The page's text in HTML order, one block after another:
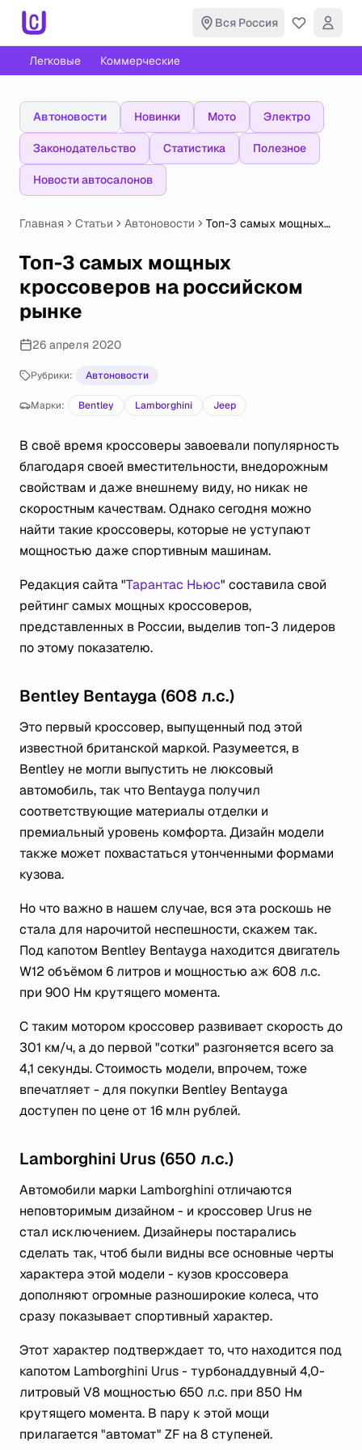
Вся Россия
Легковые Коммерческие
Автоновости Новинки Мото Электро
Законодательство Статистика Полезное
Новости автосалонов
Главная Статьи Автоновости
Топ-3 самых мощных
российском рынке
Топ-3 самых мощных
кроссоверов на российском
рынке
26 апреля 2020
Рубрики: Автоновости
Марки: Bentley Lamborghini Jeep
В своё время кроссоверы завоевали популярность
благодаря своей вместительности, внедорожным
свойствам и даже внешнему виду, но никак не
скоростным качествам. Однако сегодня можно
найти такие кроссоверы, которые не уступают
мощностью даже спортивным машинам.
Редакция сайта "Тарантас Ньюс" составила свой
рейтинг самых мощных кроссоверов,
представленных в России, выделив топ-3 лидеров
по этому показателю.
Bentley Bentayga (608 л.с.)
Это первый кроссовер, выпущенный под этой
известной британской маркой. Разумеется, в
Bentley не могли выпустить не люксовый
автомобиль, так что Bentayga получил
соответствующие материалы отделки и
премиальный уровень комфорта. Дизайн модели
также может похвастаться утонченными формами
кузова.
Но что важно в нашем случае, вся эта роскошь не
стала для нарочитой неспешности, скажем так.
Под капотом Bentley Bentayga находится двигатель
W12 объёмом 6 литров и мощностью аж 608 л.с.
при 900 Нм крутящего момента.
С таким мотором кроссовер развивает скорость до
301 км/ч, а до первой "сотки" разгоняется всего за
4,1 секунды. Стоимость модели, впрочем, тоже
впечатляет - для покупки Bentley Bentayga
доступен по цене от 16 млн рублей.
Lamborghini Urus (650 л.с.)
Автомобили марки Lamborghini отличаются
неповторимым дизайном - и кроссовер Urus не
стал исключением. Дизайнеры постарались
сделать так, чтоб были видны все основные черты
характера этой модели - кузов кроссовера
дополняют огромные разноширокие колеса, что
сразу показывает спортивный характер.
Этот характер подтверждает то, что находится под
капотом Lamborghini Urus - турбонаддувный 4,0-
литровый V8 мощностью 650 л.с. при 850 Нм
крутящего момента. В пару к этой мощи
прилагается "автомат" ZF на 8 ступеней.